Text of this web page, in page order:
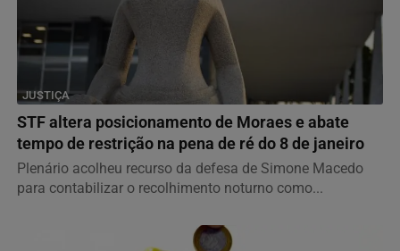
JUSTIÇA
STF altera posicionamento de Moraes e abate
tempo de restrição na pena de ré do 8 de janeiro
Plenário acolheu recurso da defesa de Simone Macedo
para contabilizar o recolhimento noturno como...